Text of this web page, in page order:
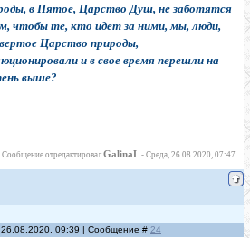
в Пятое, Царство Душ, не заботятся
чтобы те, кто идет за ними, мы, люди,
Царство природы,
и в свое время перешли на
выше?
Сообщение отредактировал GalinaL - Среда, 26.08.2020, 07:47
09:39 | Сообщение # 24